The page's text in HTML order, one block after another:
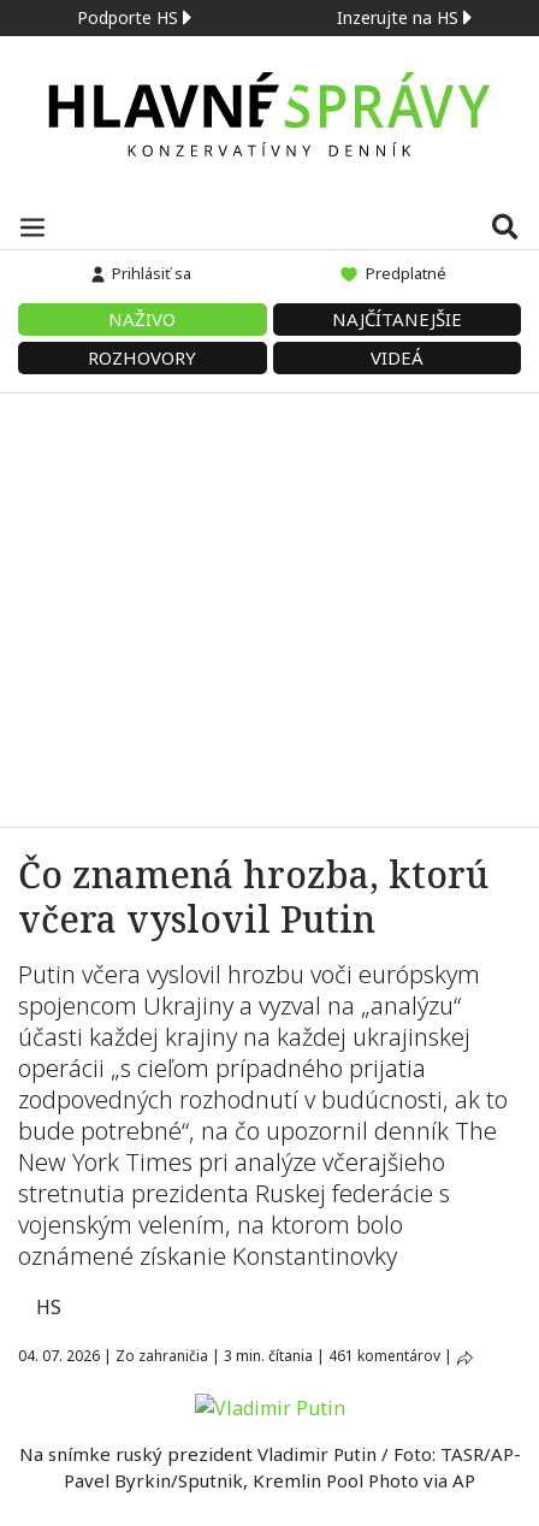
Podporte HS Inzerujte na HS
Prihlásiť sa Predplatné
NAŽIVO
NAJČÍTANEJŠIE
ROZHOVORY
VIDEÁ
Čo znamená hrozba, ktorú
včera vyslovil Putin
Putin včera vyslovil hrozbu voči európskym
spojencom Ukrajiny a vyzval na „analýzu“
účasti každej krajiny na každej ukrajinskej
operácii „s cieľom prípadného prijatia
zodpovedných rozhodnutí v budúcnosti, ak to
bude potrebné“, na čo upozornil denník The
New York Times pri analýze včerajšieho
stretnutia prezidenta Ruskej federácie s
vojenským velením, na ktorom bolo
oznámené získanie Konstantinovky
HS
04. 07. 2026 | Zo zahraničia | 3 min. čítania | 461 komentárov |
Na snímke ruský prezident Vladimir Putin / Foto: TASR/AP-
Pavel Byrkin/Sputnik, Kremlin Pool Photo via AP